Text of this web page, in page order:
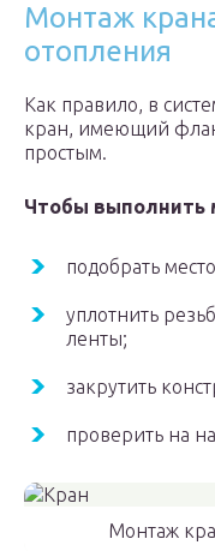
Монтаж
отопления
Как правило, в
кран, имеющий
простым.
Чтобы выполнить
подобрать
уплотнить
ленты;
закрутить
проверить на
Монтаж